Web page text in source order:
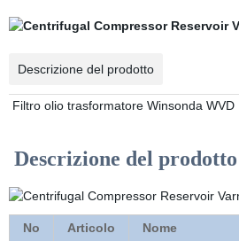
Descrizione del prodotto
Filtro olio trasformatore Winsonda WVD
Descrizione del prodotto
No Articolo Nome